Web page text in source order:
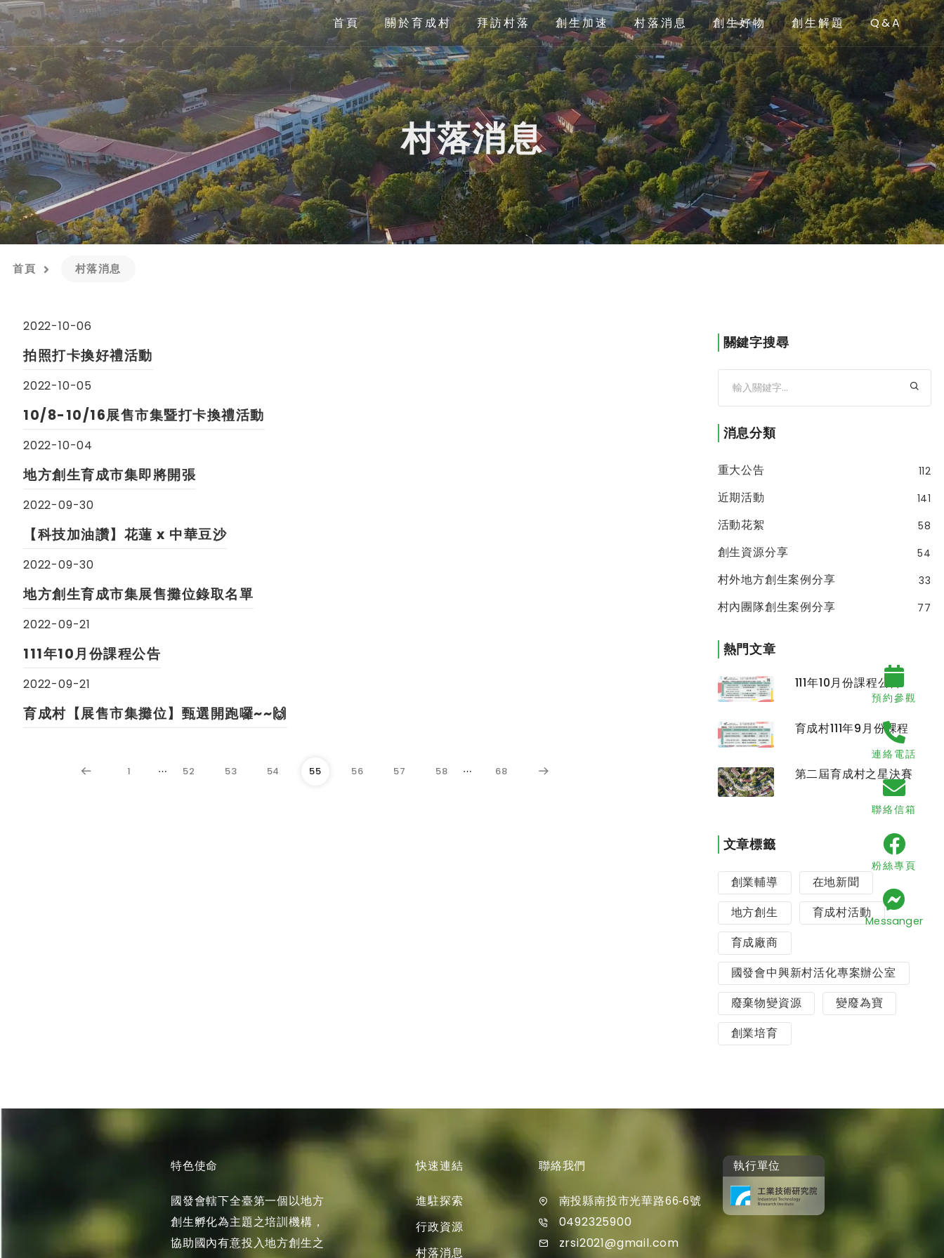
首頁 關於育成村 拜訪村落 創生加速 村落消息 創生好物 創生解題 Q&A
村落消息
首頁 村落消息
2022-10-06
拍照打卡換好禮活動
2022-10-05
10/8-10/16展售市集暨打卡換禮活動
2022-10-04
地方創生育成市集即將開張
2022-09-30
【科技加油讚】花蓮 x 中華豆沙
2022-09-30
地方創生育成市集展售攤位錄取名單
2022-09-21
111年10月份課程公告
2022-09-21
育成村【展售市集攤位】甄選開跑囉~~🙌
1 ⋯ 52 53 54 55 56 57 58 ⋯ 68
關鍵字搜尋
消息分類
重大公告 112
近期活動 141
活動花絮 58
創生資源分享 54
村外地方創生案例分享 33
村內團隊創生案例分享 77
熱門文章
111年10月份課程公告
育成村111年9月份課程
第二屆育成村之星決賽
文章標籤
創業輔導
在地新聞
地方創生
育成村活動
育成廠商
國發會中興新村活化專案辦公室
廢棄物變資源
變廢為寶
創業培育
預約參觀
連絡電話
聯絡信箱
粉絲專頁
Messanger
特色使命
國發會轄下全臺第一個以地方
創生孵化為主題之培訓機構，
協助國內有意投入地方創生之
快速連結
進駐探索
行政資源
村落消息
聯絡我們
南投縣南投市光華路66-6號
0492325900
zrsi2021@gmail.com
執行單位